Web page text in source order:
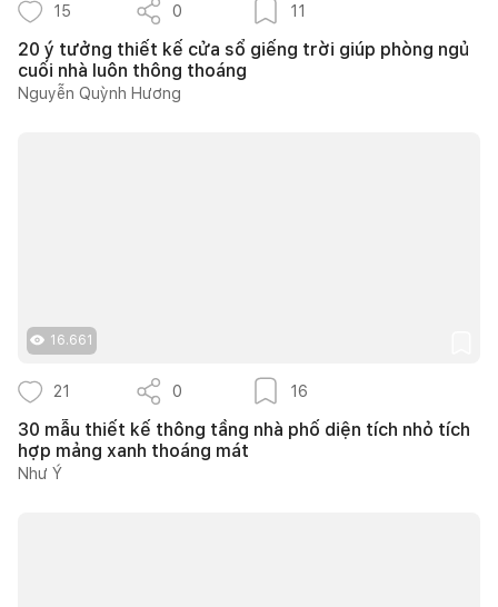
15 0 11
20 ý tưởng thiết kế cửa sổ giếng trời giúp phòng ngủ
cuối nhà luôn thông thoáng
Nguyễn Quỳnh Hương
16.661
21 0 16
30 mẫu thiết kế thông tầng nhà phố diện tích nhỏ tích
hợp mảng xanh thoáng mát
Như Ý